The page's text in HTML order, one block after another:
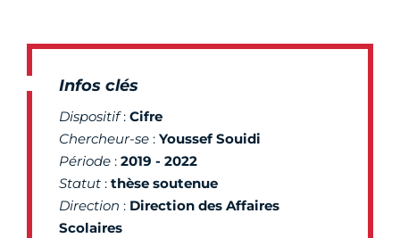
Infos clés
Dispositif: Cifre
Chercheur-se : Youssef Souidi
Période : 2019 - 2022
Statut : thèse soutenue
Direction : Direction des Affaires
Scolaires